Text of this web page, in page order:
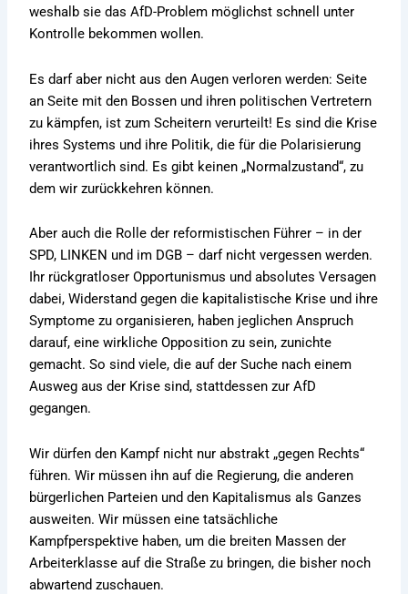
weshalb sie das AfD-Problem möglichst schnell unter
Kontrolle bekommen wollen.
Es darf aber nicht aus den Augen verloren werden: Seite
an Seite mit den Bossen und ihren politischen Vertretern
zu kämpfen, ist zum Scheitern verurteilt! Es sind die Krise
ihres Systems und ihre Politik, die für die Polarisierung
verantwortlich sind. Es gibt keinen „Normalzustand“, zu
dem wir zurückkehren können.
Aber auch die Rolle der reformistischen Führer – in der
SPD, LINKEN und im DGB – darf nicht vergessen werden.
Ihr rückgratloser Opportunismus und absolutes Versagen
dabei, Widerstand gegen die kapitalistische Krise und ihre
Symptome zu organisieren, haben jeglichen Anspruch
darauf, eine wirkliche Opposition zu sein, zunichte
gemacht. So sind viele, die auf der Suche nach einem
Ausweg aus der Krise sind, stattdessen zur AfD
gegangen.
Wir dürfen den Kampf nicht nur abstrakt „gegen Rechts“
führen. Wir müssen ihn auf die Regierung, die anderen
bürgerlichen Parteien und den Kapitalismus als Ganzes
ausweiten. Wir müssen eine tatsächliche
Kampfperspektive haben, um die breiten Massen der
Arbeiterklasse auf die Straße zu bringen, die bisher noch
abwartend zuschauen.